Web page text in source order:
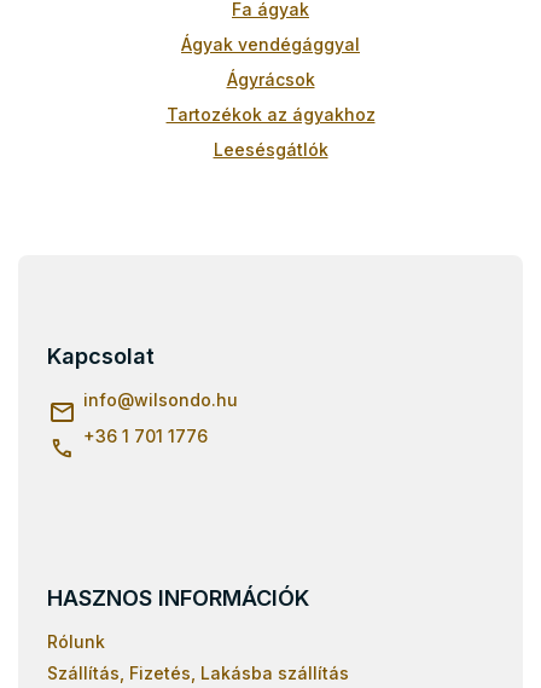
e
e
i
Fa ágyak
Ágyak vendégággyal
Ágyrácsok
Tartozékok az ágyakhoz
Leesésgátlók
Gyerekágyak 80x190
Kapcsolat
info@wilsondo.hu
+36 1 701 1776
HASZNOS INFORMÁCIÓK
Rólunk
Szállítás, Fizetés, Lakásba szállítás